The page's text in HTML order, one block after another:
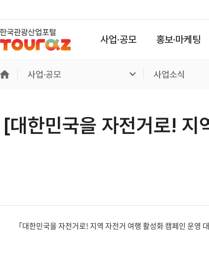
사업·공모 홍보·마케팅
사업·공모 사업소식
[대한민국을 자전거로! 지
「대한민국을 자전거로! 지역 자전거 여행 활성화 캠페인 운영